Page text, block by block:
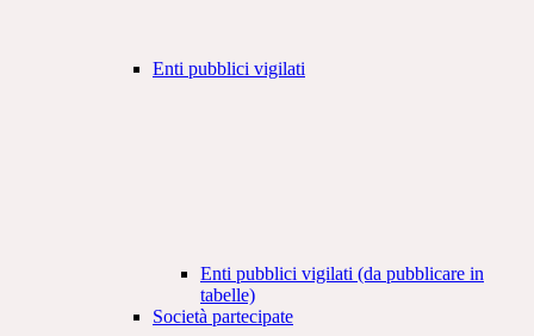
Enti pubblici vigilati
Enti pubblici vigilati (da pubblicare in
tabelle)
Società partecipate